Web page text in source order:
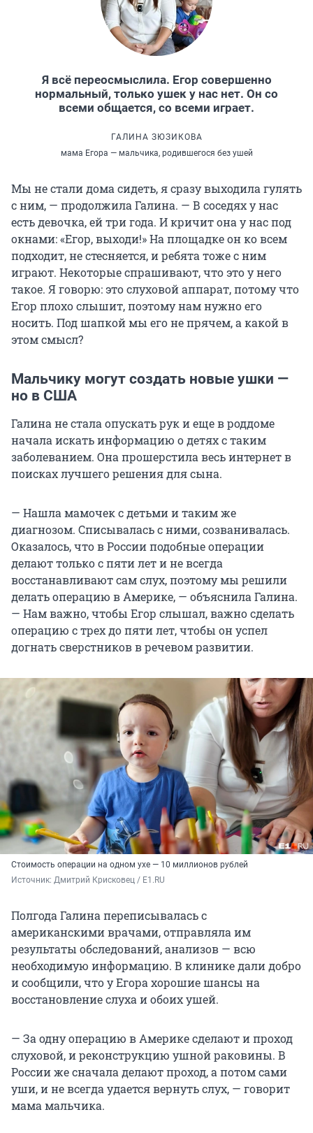
Я всё переосмыслила. Егор совершенно
нормальный, только ушек у нас нет. Он со
всеми общается, со всеми играет.
ГАЛИНА ЗЮЗИКОВА
мама Егора — мальчика, родившегося без ушей
Мы не стали дома сидеть, я сразу выходила гулять
с ним, — продолжила Галина. — В соседях у нас
есть девочка, ей три года. И кричит она у нас под
окнами: «Егор, выходи!» На площадке он ко всем
подходит, не стесняется, и ребята тоже с ним
играют. Некоторые спрашивают, что это у него
такое. Я говорю: это слуховой аппарат, потому что
Егор плохо слышит, поэтому нам нужно его
носить. Под шапкой мы его не прячем, а какой в
этом смысл?
Мальчику могут создать новые ушки —
но в США
Галина не стала опускать рук и еще в роддоме
начала искать информацию о детях с таким
заболеванием. Она прошерстила весь интернет в
поисках лучшего решения для сына.
— Нашла мамочек с детьми и таким же
диагнозом. Списывалась с ними, созванивалась.
Оказалось, что в России подобные операции
делают только с пяти лет и не всегда
восстанавливают сам слух, поэтому мы решили
делать операцию в Америке, — объяснила Галина.
— Нам важно, чтобы Егор слышал, важно сделать
операцию с трех до пяти лет, чтобы он успел
догнать сверстников в речевом развитии.
Стоимость операции на одном ухе — 10 миллионов рублей
Источник: Дмитрий Крисковец / E1.RU
Полгода Галина переписывалась с
американскими врачами, отправляла им
результаты обследований, анализов — всю
необходимую информацию. В клинике дали добро
и сообщили, что у Егора хорошие шансы на
восстановление слуха и обоих ушей.
— За одну операцию в Америке сделают и проход
слуховой, и реконструкцию ушной раковины. В
России же сначала делают проход, а потом сами
уши, и не всегда удается вернуть слух, — говорит
мама мальчика.